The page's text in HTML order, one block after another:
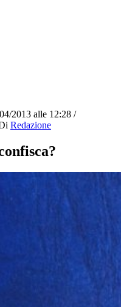
2013 alle 12:28 /
Redazione